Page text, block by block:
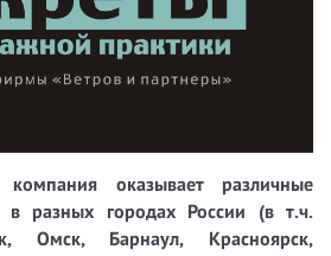
оказывает различные
в разных городах России (в т.ч.
Омск, Барнаул, Красноярск,